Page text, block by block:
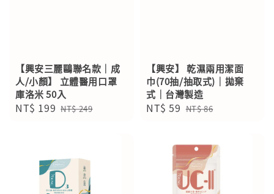
【興安三麗鷗聯名款｜成
人/小顏】 立體醫用口罩
庫洛米 50入
Sale
NT$ 199 Regular
NT$ 249
【興安】 乾濕兩用潔面
巾(70抽/抽取式)｜拋棄
式｜台灣製造
Sale
NT$ 59 Regular
NT$ 86